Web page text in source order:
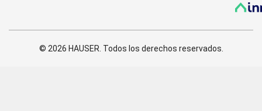
© 2026 HAUSER. Todos los derechos reservados.